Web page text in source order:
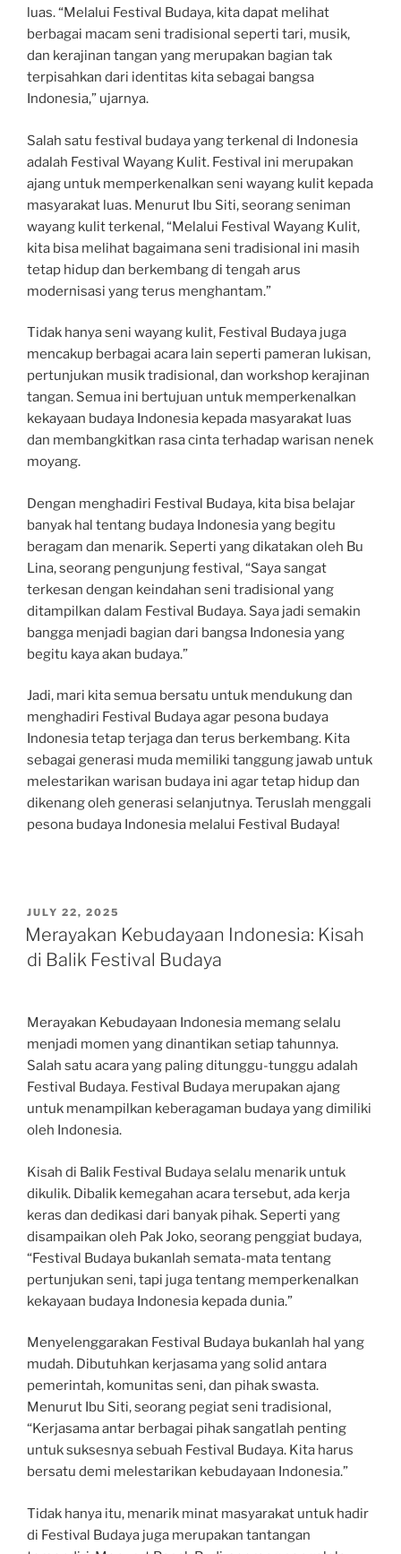
luas. “Melalui Festival Budaya, kita dapat melihat
berbagai macam seni tradisional seperti tari, musik,
dan kerajinan tangan yang merupakan bagian tak
terpisahkan dari identitas kita sebagai bangsa
Indonesia,” ujarnya.
Salah satu festival budaya yang terkenal di Indonesia
adalah Festival Wayang Kulit. Festival ini merupakan
ajang untuk memperkenalkan seni wayang kulit kepada
masyarakat luas. Menurut Ibu Siti, seorang seniman
wayang kulit terkenal, “Melalui Festival Wayang Kulit,
kita bisa melihat bagaimana seni tradisional ini masih
tetap hidup dan berkembang di tengah arus
modernisasi yang terus menghantam.”
Tidak hanya seni wayang kulit, Festival Budaya juga
mencakup berbagai acara lain seperti pameran lukisan,
pertunjukan musik tradisional, dan workshop kerajinan
tangan. Semua ini bertujuan untuk memperkenalkan
kekayaan budaya Indonesia kepada masyarakat luas
dan membangkitkan rasa cinta terhadap warisan nenek
moyang.
Dengan menghadiri Festival Budaya, kita bisa belajar
banyak hal tentang budaya Indonesia yang begitu
beragam dan menarik. Seperti yang dikatakan oleh Bu
Lina, seorang pengunjung festival, “Saya sangat
terkesan dengan keindahan seni tradisional yang
ditampilkan dalam Festival Budaya. Saya jadi semakin
bangga menjadi bagian dari bangsa Indonesia yang
begitu kaya akan budaya.”
Jadi, mari kita semua bersatu untuk mendukung dan
menghadiri Festival Budaya agar pesona budaya
Indonesia tetap terjaga dan terus berkembang. Kita
sebagai generasi muda memiliki tanggung jawab untuk
melestarikan warisan budaya ini agar tetap hidup dan
dikenang oleh generasi selanjutnya. Teruslah menggali
pesona budaya Indonesia melalui Festival Budaya!
POSTED
ON
JULY 22, 2025
Merayakan Kebudayaan Indonesia: Kisah
di Balik Festival Budaya
Merayakan Kebudayaan Indonesia memang selalu
menjadi momen yang dinantikan setiap tahunnya.
Salah satu acara yang paling ditunggu-tunggu adalah
Festival Budaya. Festival Budaya merupakan ajang
untuk menampilkan keberagaman budaya yang dimiliki
oleh Indonesia.
Kisah di Balik Festival Budaya selalu menarik untuk
dikulik. Dibalik kemegahan acara tersebut, ada kerja
keras dan dedikasi dari banyak pihak. Seperti yang
disampaikan oleh Pak Joko, seorang penggiat budaya,
“Festival Budaya bukanlah semata-mata tentang
pertunjukan seni, tapi juga tentang memperkenalkan
kekayaan budaya Indonesia kepada dunia.”
Menyelenggarakan Festival Budaya bukanlah hal yang
mudah. Dibutuhkan kerjasama yang solid antara
pemerintah, komunitas seni, dan pihak swasta.
Menurut Ibu Siti, seorang pegiat seni tradisional,
“Kerjasama antar berbagai pihak sangatlah penting
untuk suksesnya sebuah Festival Budaya. Kita harus
bersatu demi melestarikan kebudayaan Indonesia.”
Tidak hanya itu, menarik minat masyarakat untuk hadir
di Festival Budaya juga merupakan tantangan